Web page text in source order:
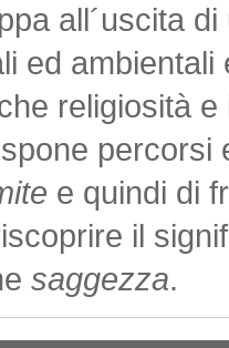
all´uscita
ed ambientali
religiosità
percorsi
e quindi di
il
saggezza.